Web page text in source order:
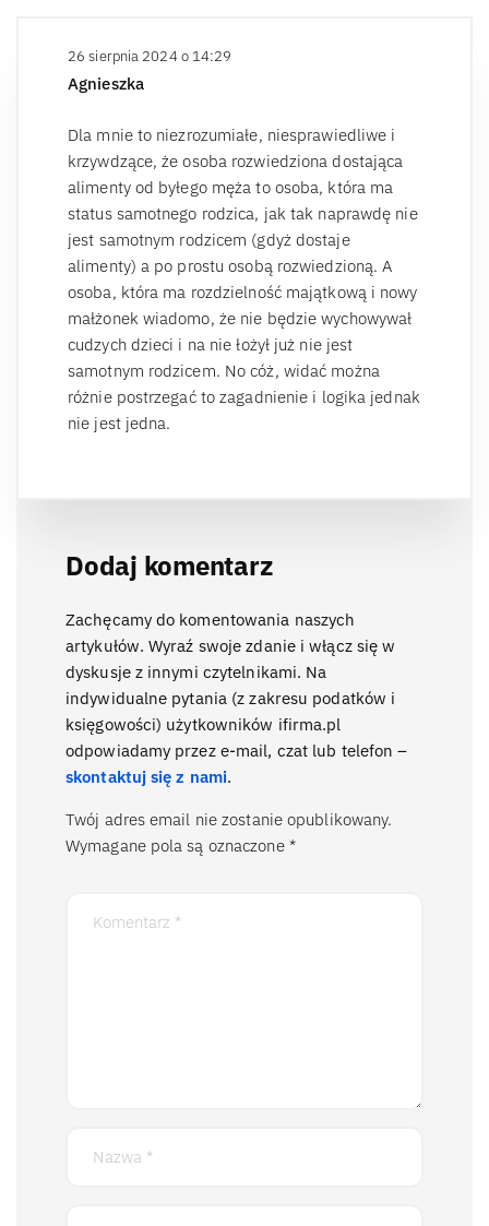
26 sierpnia 2024 o 14:29
Agnieszka
Dla mnie to niezrozumiałe, niesprawiedliwe i
krzywdzące, że osoba rozwiedziona dostająca
alimenty od byłego męża to osoba, która ma
status samotnego rodzica, jak tak naprawdę nie
jest samotnym rodzicem (gdyż dostaje
alimenty) a po prostu osobą rozwiedzioną. A
osoba, która ma rozdzielność majątkową i nowy
małżonek wiadomo, że nie będzie wychowywał
cudzych dzieci i na nie łożył już nie jest
samotnym rodzicem. No cóż, widać można
różnie postrzegać to zagadnienie i logika jednak
nie jest jedna.
Dodaj komentarz
Zachęcamy do komentowania naszych
artykułów. Wyraź swoje zdanie i włącz się w
dyskusje z innymi czytelnikami. Na
indywidualne pytania (z zakresu podatków i
księgowości) użytkowników ifirma.pl
odpowiadamy przez e-mail, czat lub telefon –
skontaktuj się z nami.
Twój adres email nie zostanie opublikowany.
Wymagane pola są oznaczone *